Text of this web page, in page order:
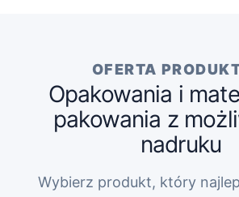
OFERTA
Opakowania i
pakowania z
nadruku
Wybierz produkt, który